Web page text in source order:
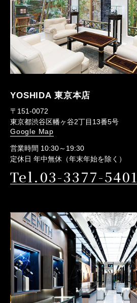
YOSHIDA 東京本店
〒151-0072
東京都渋谷区幡ヶ谷2丁目13番5号
Google Map
営業時間 10:30～19:30
定休日 年中無休（年末年始を除く）
Tel.03-3377-5401